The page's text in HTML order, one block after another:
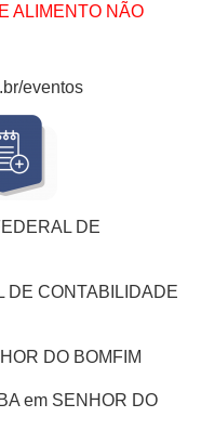
ALIMENTO NÃO
eventos
DE
DE CONTABILIDADE
DO BOMFIM
em SENHOR DO